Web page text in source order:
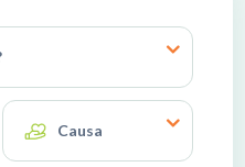
Causa